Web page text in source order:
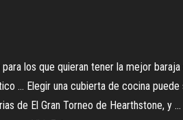
los que quieran tener la mejor
... Elegir una cubierta de cocina
de El Gran Torneo de Hearthstone, y